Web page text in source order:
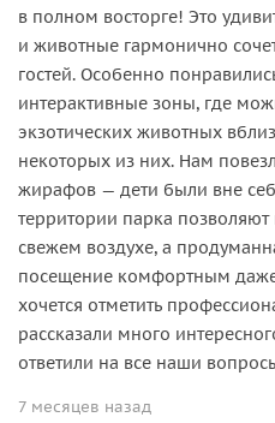
в полном восторге! Это
и животные гармонично
гостей. Особенно
интерактивные зоны, где
экзотических животных
некоторых из них. Нам
жирафов — дети были вне
территории парка позволяют
свежем воздухе, а
посещение комфортным
хочется отметить
рассказали много
ответили на все наши
7 месяцев назад